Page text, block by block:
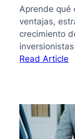
Aprende qué
ventajas,
crecimiento
Read Article
y